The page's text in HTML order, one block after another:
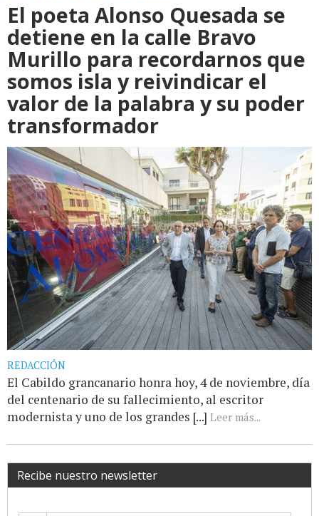
El poeta Alonso Quesada se
detiene en la calle Bravo
Murillo para recordarnos que
somos isla y reivindicar el
valor de la palabra y su poder
transformador
REDACCIÓN
El Cabildo grancanario honra hoy, 4 de noviembre, día
del centenario de su fallecimiento, al escritor
modernista y uno de los grandes [...] Leer más...
Recibe nuestro newsletter